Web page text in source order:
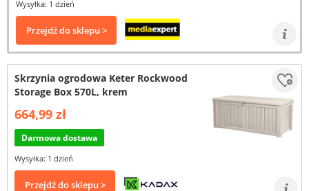
Wysyłka: 1 dzień
Przejdź do sklepu >
Skrzynia ogrodowa Keter Rockwood
Storage Box 570L, krem
664,99 zł
Darmowa dostawa
Wysyłka: 1 dzień
Przejdź do sklepu >